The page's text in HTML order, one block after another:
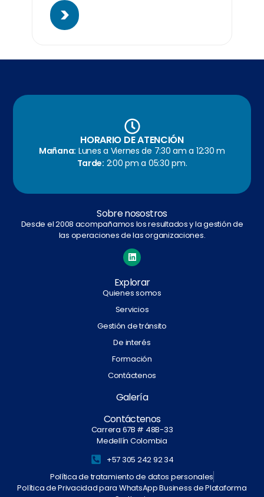
>
HORARIO DE ATENCIÓN
Mañana: Lunes a Viernes de 7:30 am a 12:30 m
Tarde: 2:00 pm a 05:30 pm.
Sobre nosostros
Desde el 2008 acompañamos los resultados y la gestión de
las operaciones de las organizaciones.
Explorar
Quienes somos
Servicios
Gestión de tránsito
De interés
Formación
Contáctenos
Galería
Contáctenos
Carrera 67B # 48B-33
Medellín Colombia
+57 305 242 92 34
Política de tratamiento de datos personales
Política de Privacidad para WhatsApp Business de Plataforma